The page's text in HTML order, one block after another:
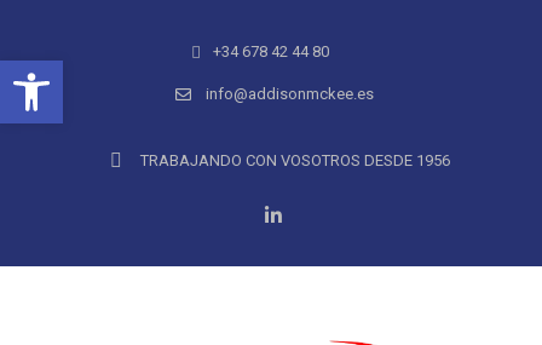
Abrir barra de herramientas+34 678 42 44 80
info@addisonmckee.es
TRABAJANDO CON VOSOTROS DESDE 1956